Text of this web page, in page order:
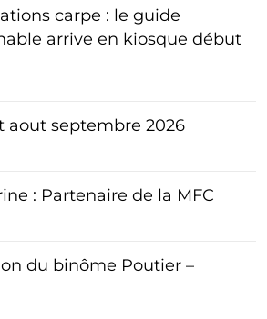
carpe : le guide
arrive en kiosque début
aout septembre 2026
: Partenaire de la MFC
du binôme Poutier –